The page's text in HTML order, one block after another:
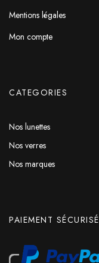
Mentions légales
Mon compte
CATEGORIES
Nos lunettes
Nos verres
Nos marques
PAIEMENT SÉCURISÉ